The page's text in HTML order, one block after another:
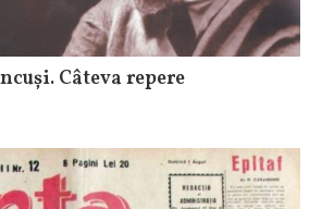
Câteva repere